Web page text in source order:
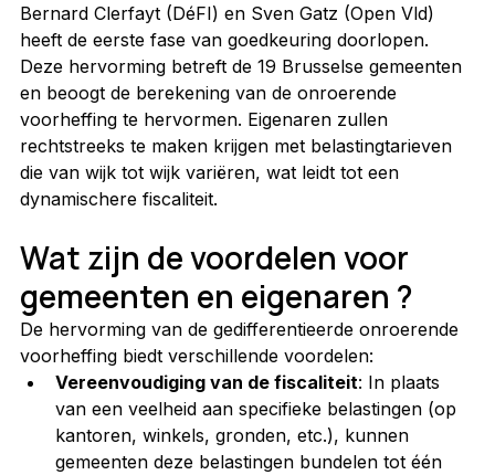
Bernard Clerfayt (DéFI) en Sven Gatz (Open Vld)
heeft de eerste fase van goedkeuring doorlopen.
Deze hervorming betreft de 19 Brusselse gemeenten
en beoogt de berekening van de onroerende
voorheffing te hervormen. Eigenaren zullen
rechtstreeks te maken krijgen met belastingtarieven
die van wijk tot wijk variëren, wat leidt tot een
dynamischere fiscaliteit.
Wat zijn de voordelen voor
gemeenten en eigenaren ?
De hervorming van de gedifferentieerde onroerende
voorheffing biedt verschillende voordelen:
Vereenvoudiging van de fiscaliteit: In plaats
van een veelheid aan specifieke belastingen (op
kantoren, winkels, gronden, etc.), kunnen
gemeenten deze belastingen bundelen tot één